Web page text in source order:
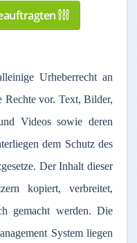
Urheberrechtan
Rechte vor. Text,Bilder,
Videossowie deren
dem Schutzdes
. Der Inhalt dieser
kopiert, verbreitet,
gemacht werden. Die
System liegen